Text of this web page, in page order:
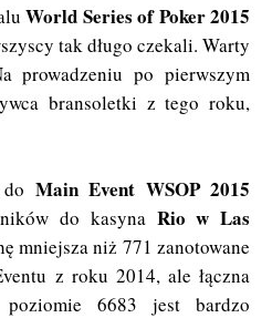
World Series of Poker 2015
tak długo czekali. Warty
prowadzeniu po pierwszym
bransoletki z tego roku,
Main Event WSOP 2015
do kasyna Rio w Las
mniejsza niż 771 zanotowane
z roku 2014, ale łączna
6683 jest bardzo